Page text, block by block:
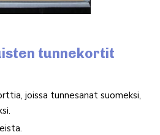
tunnekortit
joissa tunnesanat suomeksi,